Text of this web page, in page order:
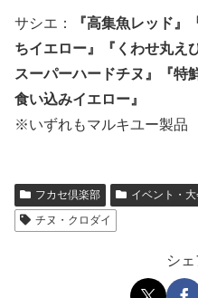
サシエ：
『高集魚レッド』
ちイエロー』『くわせ丸え
スーパーハードチヌ』『特
食い込みイエロー』
※いずれもマルキユー製品
フカセ倶楽部
イベント・
チヌ・クロダイ
シ